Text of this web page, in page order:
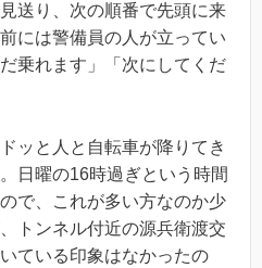
送り、次の順番で先頭に来
には警備員の人が立ってい
乗れます」「次にしてくだ
ッと人と自転車が降りてき
日曜の16時過ぎという時間
で、これが多い方なのか少
トンネル付近の源兵衛渡交
ている印象はなかったの